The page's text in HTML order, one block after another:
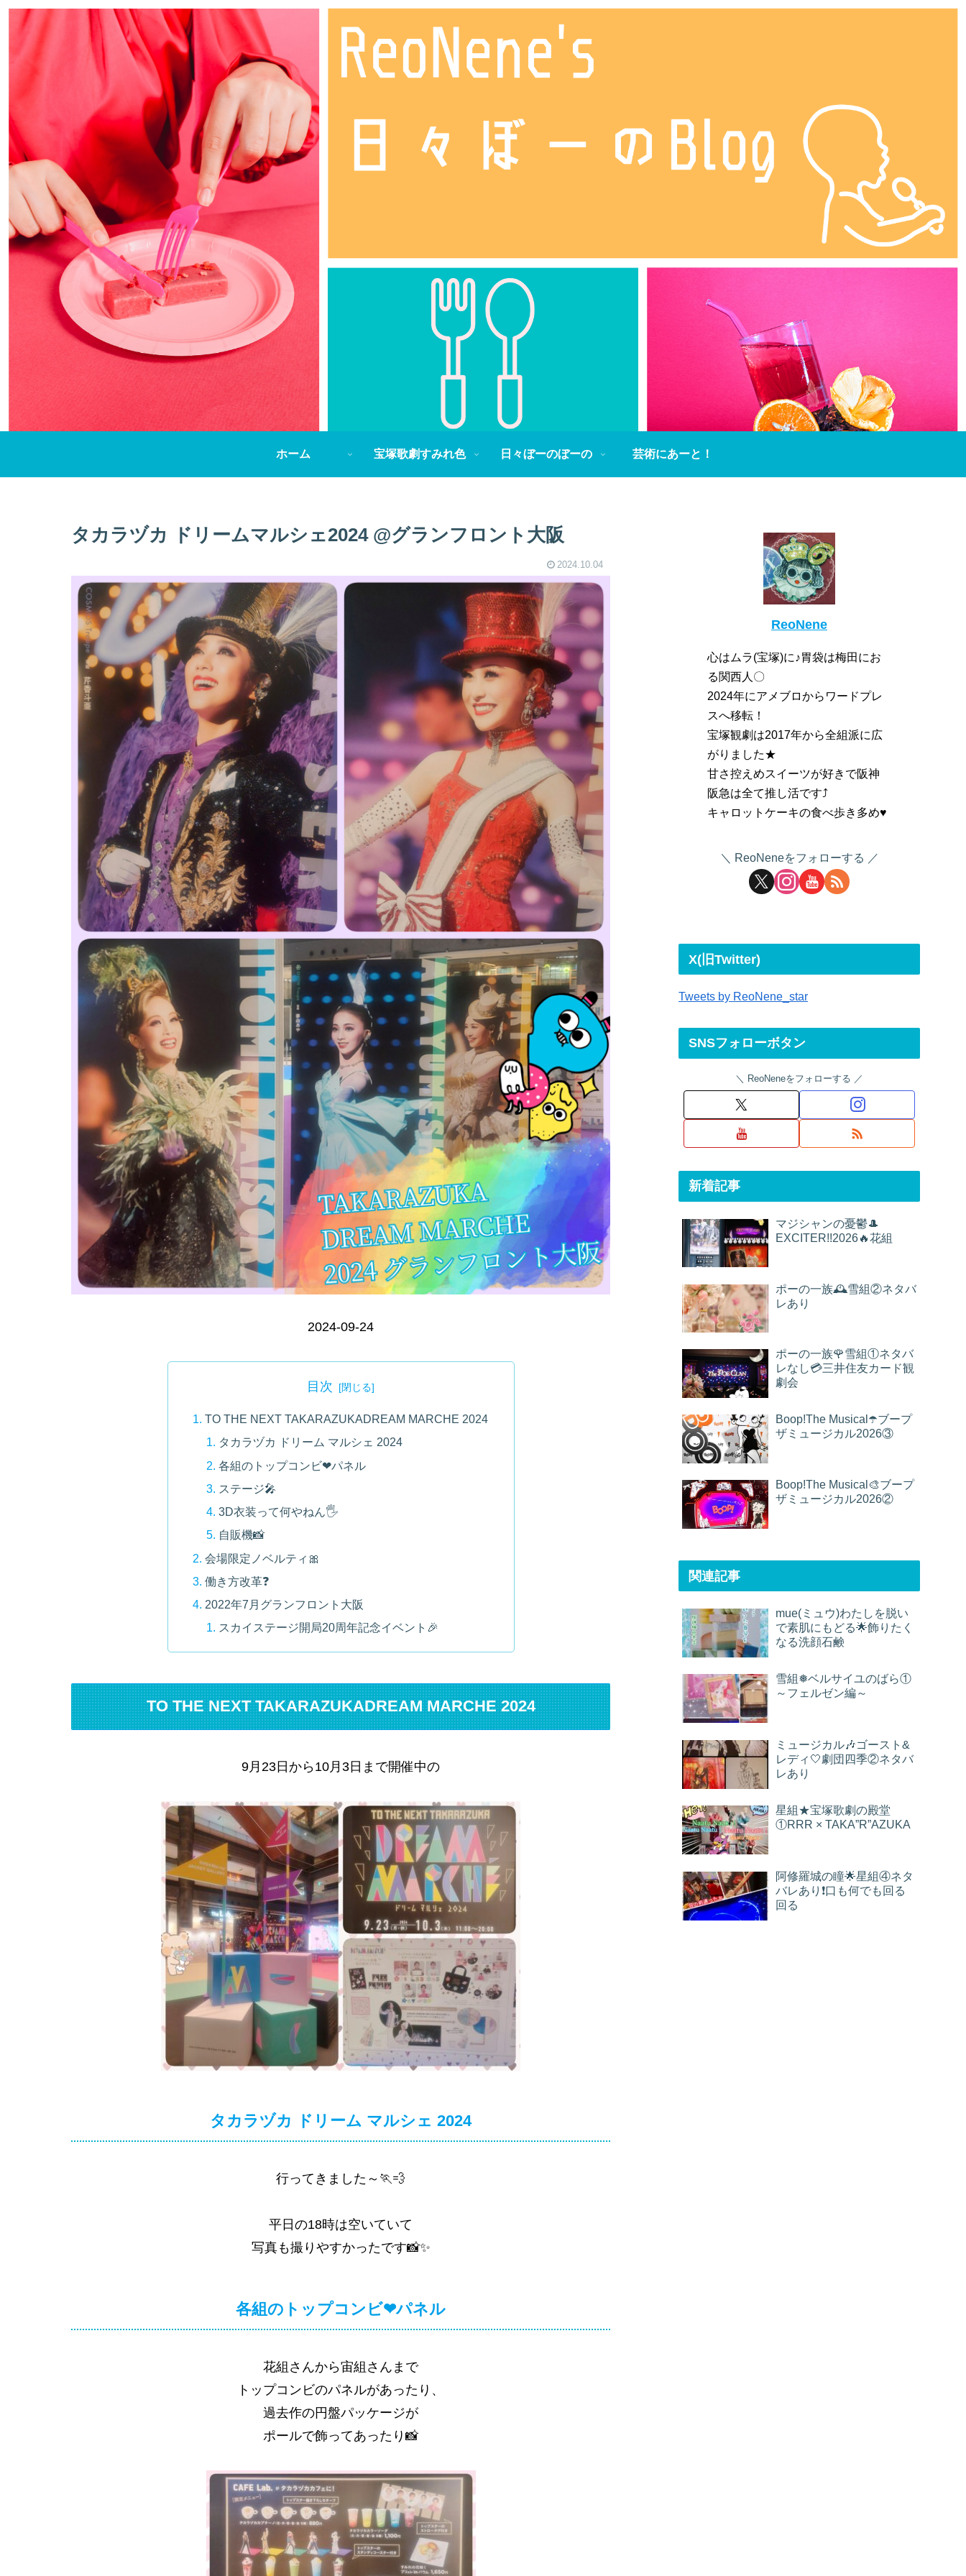
ホーム 宝塚歌劇すみれ色 日々ぼーのぼーの 芸術にあーと！
タカラヅカ ドリームマルシェ2024 @グランフロント大阪
2024.10.04
2024-09-24
目次
TO THE NEXT TAKARAZUKADREAM MARCHE 2024
タカラヅカ ドリーム マルシェ 2024
各組のトップコンビ❤パネル
ステージ🎤
3D衣装って何やねん🖐️
自販機📸
会場限定ノベルティ🎀
働き方改革❓
2022年7月グランフロント大阪
スカイステージ開局20周年記念イベント🎉
TO THE NEXT TAKARAZUKADREAM MARCHE 2024
9月23日から10月3日まで開催中の
タカラヅカ ドリーム マルシェ 2024
行ってきました～🏃💨
平日の18時は空いていて
写真も撮りやすかったです📸✨
各組のトップコンビ❤パネル
花組さんから宙組さんまで
トップコンビのパネルがあったり、
過去作の円盤パッケージが
ポールで飾ってあったり📸
ReoNene
心はムラ(宝塚)に♪胃袋は梅田にお
る関西人〇
2024年にアメブロからワードプレ
スへ移転！
宝塚観劇は2017年から全組派に広
がりました★
甘さ控えめスイーツが好きで阪神
阪急は全て推し活です⤴
キャロットケーキの食べ歩き多め♥
ReoNeneをフォローする
X(旧Twitter)
Tweets by ReoNene_star
SNSフォローボタン
ReoNeneをフォローする
新着記事
マジシャンの憂鬱🎩
EXCITER!!2026🔥花組
ポーの一族🕰雪組②ネタバ
レあり
ポーの一族🌹雪組①ネタバ
レなし💳三井住友カード観
劇会
Boop!The Musical☂️ブープ
ザミュージカル2026③
Boop!The Musical🎨ブープ
ザミュージカル2026②
関連記事
mue(ミュウ)わたしを脱い
で素肌にもどる︎🌟飾りたく
なる洗顔石鹸︎
雪組❅ベルサイユのばら①
～フェルゼン編～
ミュージカル🎶ゴースト&
レディ‎🤍劇団四季②ネタバ
レあり
星組★宝塚歌劇の殿堂
①RRR × TAKA”R”AZUKA
阿修羅城の瞳🌟星組④ネタ
バレあり❗口も何でも回る
回る